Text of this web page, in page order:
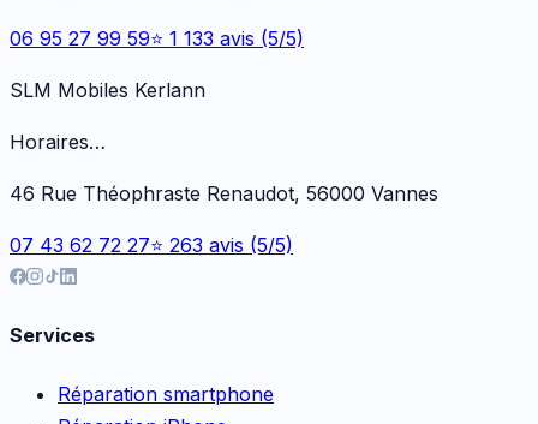
06 95 27 99 59⭐ 1 133 avis (5/5)
SLM Mobiles Kerlann
Horaires…
46 Rue Théophraste Renaudot, 56000 Vannes
07 43 62 72 27⭐ 263 avis (5/5)
Services
Réparation smartphone